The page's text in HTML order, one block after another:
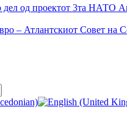
дел од проектот 3та НАТО
– Атлантскиот Совет на